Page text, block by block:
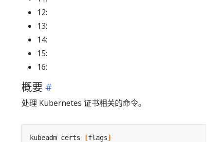
12:
13:
14:
15:
16:
概要
处理 Kubernetes 证书相关的命令。
kubeadm certs [flags]